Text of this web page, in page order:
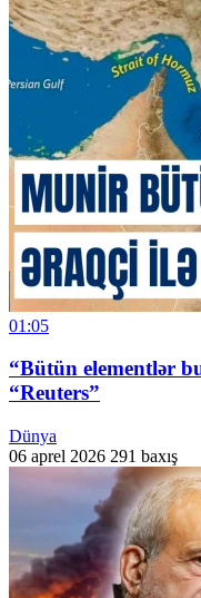
01:05
“Bütün elementlər
“Reuters”
Dünya
06 aprel 2026 291 baxış